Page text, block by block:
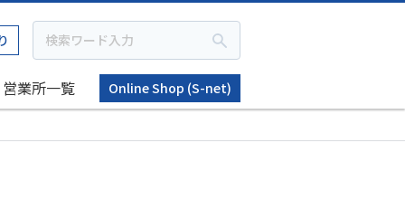
営業所一覧
Online Shop (S-net)